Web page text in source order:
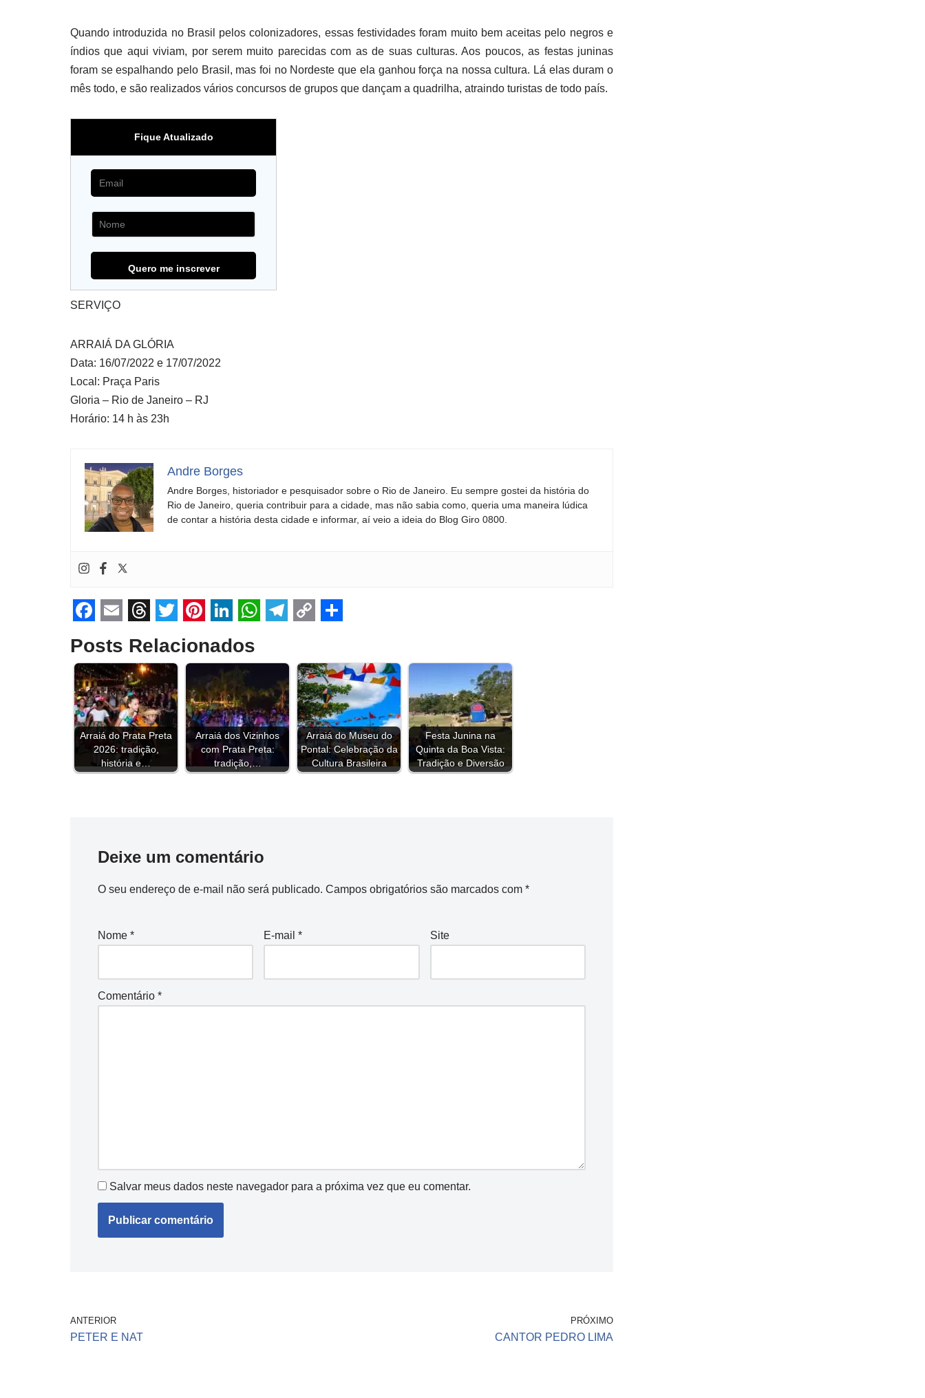
Quando introduzida no Brasil pelos colonizadores, essas festividades foram muito bem aceitas pelo negros e
índios que aqui viviam, por serem muito parecidas com as de suas culturas. Aos poucos, as festas juninas
foram se espalhando pelo Brasil, mas foi no Nordeste que ela ganhou força na nossa cultura. Lá elas duram o
mês todo, e são realizados vários concursos de grupos que dançam a quadrilha, atraindo turistas de todo país.
Fique Atualizado
SERVIÇO
ARRAIÁ DA GLÓRIA
Data: 16/07/2022 e 17/07/2022
Local: Praça Paris
Gloria – Rio de Janeiro – RJ
Horário: 14 h às 23h
Andre Borges
Andre Borges, historiador e pesquisador sobre o Rio de Janeiro. Eu sempre gostei da história do
Rio de Janeiro, queria contribuir para a cidade, mas não sabia como, queria uma maneira lúdica
de contar a história desta cidade e informar, aí veio a ideia do Blog Giro 0800.
a
c
e
b
o
o
m
a
i
l
h
r
e
a
d
s
T
w
i
t
t
e
r
P
i
t
e
r
e
i
n
k
e
d
I
h
a
t
s
A
p
e
g
r
a
p
y
L
i
n
a
r
e
Posts Relacionados
Arraiá do Prata Preta
2026: tradição,
história e…
Arraiá dos Vizinhos
com Prata Preta:
tradição,…
Arraiá do Museu do
Pontal: Celebração da
Cultura Brasileira
Festa Junina na
Quinta da Boa Vista:
Tradição e Diversão
Deixe um comentário
O seu endereço de e-mail não será publicado. Campos obrigatórios são marcados com *
Nome * E-mail* Site
Comentário *
Salvar meus dados neste navegador para a próxima vez que eu comentar.
ANTERIOR
PETER E NAT
PRÓXIMO
CANTOR PEDRO LIMA